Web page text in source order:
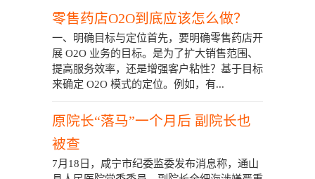
零售药店O2O到底应该怎么做？
一、明确目标与定位首先，要明确零售药店开
展 O2O 业务的目标。是为了扩大销售范围、
提高服务效率，还是增强客户粘性？基于目标
来确定 O2O 模式的定位。例如，有...
原院长“落马”一个月后 副院长也
被查
7月18日，咸宁市纪委监委发布消息称，通山